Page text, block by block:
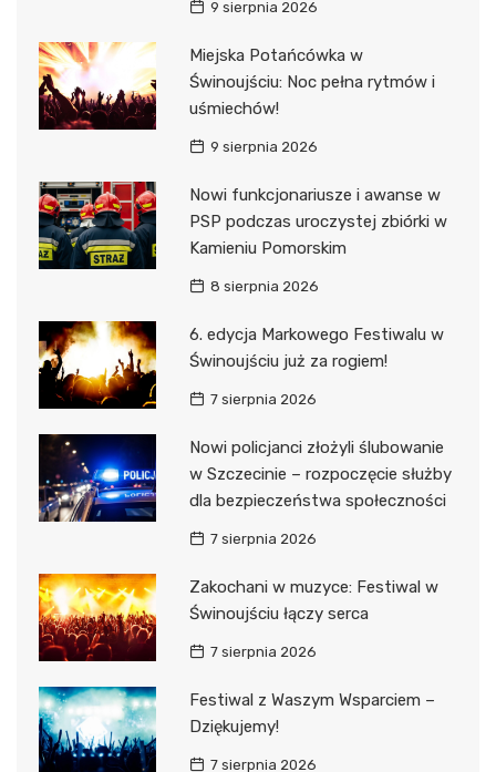
9 sierpnia 2026
Miejska Potańcówka w
Świnoujściu: Noc pełna rytmów i
uśmiechów!
9 sierpnia 2026
Nowi funkcjonariusze i awanse w
PSP podczas uroczystej zbiórki w
Kamieniu Pomorskim
8 sierpnia 2026
6. edycja Markowego Festiwalu w
Świnoujściu już za rogiem!
7 sierpnia 2026
Nowi policjanci złożyli ślubowanie
w Szczecinie – rozpoczęcie służby
dla bezpieczeństwa społeczności
7 sierpnia 2026
Zakochani w muzyce: Festiwal w
Świnoujściu łączy serca
7 sierpnia 2026
Festiwal z Waszym Wsparciem –
Dziękujemy!
7 sierpnia 2026